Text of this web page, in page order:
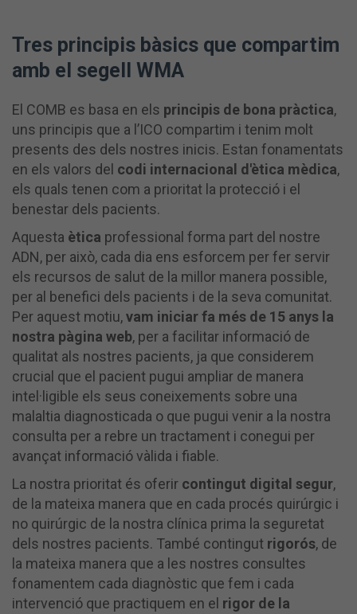
Tres principis bàsics que compartim
amb el segell WMA
El COMB es basa en els principis de bona pràctica,
uns principis que a l’ICO compartim i tenim molt
presents des dels nostres inicis. Estan fonamentats
en els valors del codi internacional d'ètica mèdica,
els quals tenen com a prioritat la protecció i el
benestar dels pacients.
Aquesta ètica professional forma part del nostre
ADN, per això, cada dia ens esforcem per fer servir
els recursos de salut de la millor manera possible,
per al benefici dels pacients i de la seva comunitat.
Per aquest motiu,vam iniciar fa més de 15 anys la
nostra pàgina web, per a facilitar informació de
qualitat als nostres pacients, ja que considerem
crucial que el pacient pugui ampliar de manera
intel·ligible els seus coneixements sobre una
malaltia diagnosticada o que pugui venir a la nostra
consulta per a rebre un tractament i conegui per
avançat informació vàlida i fiable.
La nostra prioritat és oferir contingut digital segur,
de la mateixa manera que en cada procés quirúrgic i
no quirúrgic de la nostra clínica prima la seguretat
dels nostres pacients. També contingut rigorós, de
la mateixa manera que a les nostres consultes
fonamentem cada diagnòstic que fem i cada
intervenció que practiquem en el rigor de la